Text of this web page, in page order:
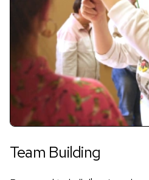
Team Building